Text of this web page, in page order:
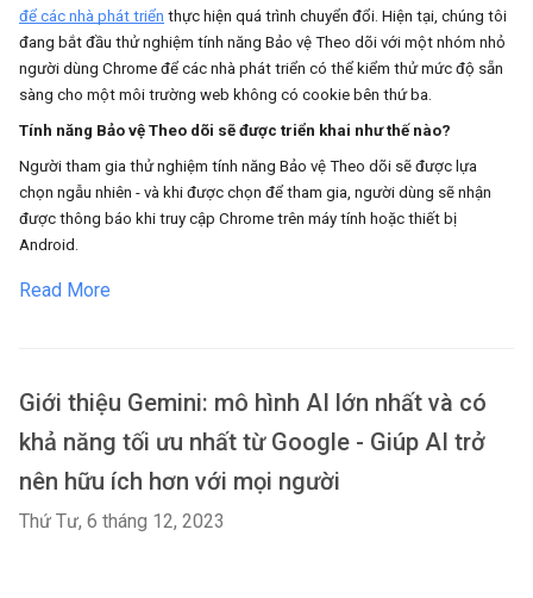
để các nhà phát triển thực hiện quá trình chuyển đổi. Hiện tại, chúng tôi
đang bắt đầu thử nghiệm tính năng Bảo vệ Theo dõi với một nhóm nhỏ
người dùng Chrome để các nhà phát triển có thể kiểm thử mức độ sẵn
sàng cho một môi trường web không có cookie bên thứ ba.
Tính năng Bảo vệ Theo dõi sẽ được triển khai như thế nào?
Người tham gia thử nghiệm tính năng Bảo vệ Theo dõi sẽ được lựa
chọn ngẫu nhiên - và khi được chọn để tham gia, người dùng sẽ nhận
được thông báo khi truy cập Chrome trên máy tính hoặc thiết bị
Android.
Read More
Giới thiệu Gemini: mô hình AI lớn nhất và có
khả năng tối ưu nhất từ Google - Giúp AI trở
nên hữu ích hơn với mọi người
Thứ Tư, 6 tháng 12, 2023